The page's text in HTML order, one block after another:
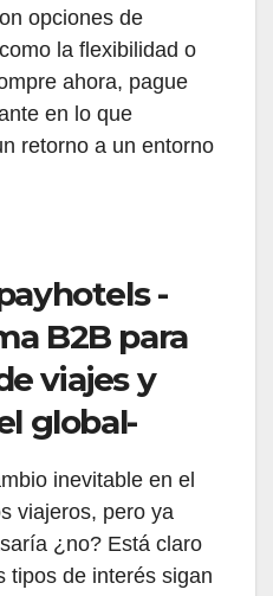
opciones de
la flexibilidad o
ahora, pague
en lo que
retorno a un entorno
-
B2B para
viajes y
global-
inevitable en el
viajeros, pero ya
¿no? Está claro
tipos de interés sigan